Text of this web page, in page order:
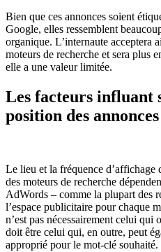
Bien que ces annonces soient
Google, elles ressemblent
organique. L’internaute acceptera
moteurs de recherche et sera plus
elle a une valeur limitée.
Les facteurs influant
position des annonces
Le lieu et la fréquence d’affichage
des moteurs de recherche
AdWords – comme la plupart des
l’espace publicitaire pour chaque
n’est pas nécessairement celui
doit être celui qui, en outre, peut
approprié pour le mot-clé souhaité.